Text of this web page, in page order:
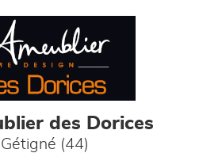
des Dorices
Gétigné (44)